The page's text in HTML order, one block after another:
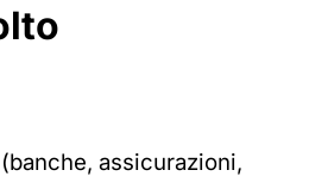
assicurazioni,